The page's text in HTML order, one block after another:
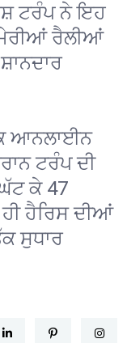
ਟਰੰਪ ਨੇ ਇਹ
ਰੈਲੀਆਂ
ਆਨਲਾਈਨ
ਟਰੰਪ ਦੀ
ਕੇ 47
ਹੈਰਿਸ ਦੀਆਂ
ਸੁਧਾਰ